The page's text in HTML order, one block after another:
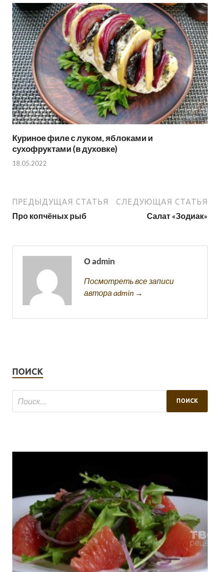
Куриное филе с луком, яблоками и
сухофруктами (в духовке)
18.05.2022
ПРЕДЫДУЩАЯ СТАТЬЯ
Про копчёных рыб
СЛЕДУЮЩАЯ СТАТЬЯ
Салат «Зодиак»
О admin
Посмотреть все записи
автора admin →
ПОИСК